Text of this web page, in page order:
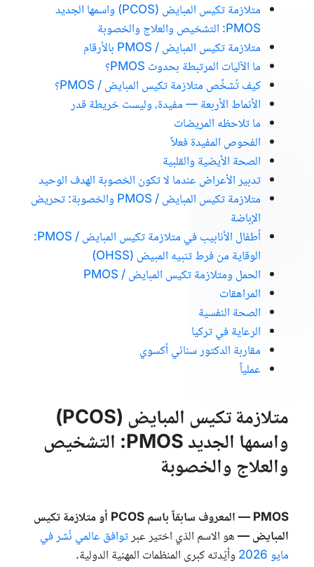
متلازمة تكيس المبايض (PCOS) واسمها الجديد
PMOS: التشخيص والعلاج والخصوبة
متلازمة تكيس المبايض / PMOS بالأرقام
ما الآليات المرتبطة بحدوث PMOS؟
كيف تُشخَّص متلازمة تكيس المبايض / PMOS؟
الأنماط الأربعة — مفيدة، وليست خريطة قدر
ما تلاحظه المريضات
الفحوص المفيدة فعلاً
الصحة الأيضية والقلبية
تدبير الأعراض عندما لا تكون الخصوبة الهدف الوحيد
متلازمة تكيس المبايض / PMOS والخصوبة: تحريض
الإباضة
أطفال الأنابيب في متلازمة تكيس المبايض / PMOS:
الوقاية من فرط تنبيه المبيض (OHSS)
الحمل ومتلازمة تكيس المبايض / PMOS
المراهقات
الصحة النفسية
الرعاية في تركيا
مقاربة الدكتور سنائي أكسوي
عملياً
متلازمة تكيس المبايض (PCOS)
واسمها الجديد PMOS: التشخيص
والعلاج والخصوبة
PMOS— المعروف سابقاً باسمPCOS أو متلازمة تكيس
المبايض —هو الاسم الذي اختير عبرتوافق عالمي نُشر في
مايو 2026
وأيّدته كبرى المنظمات المهنية الدولية.